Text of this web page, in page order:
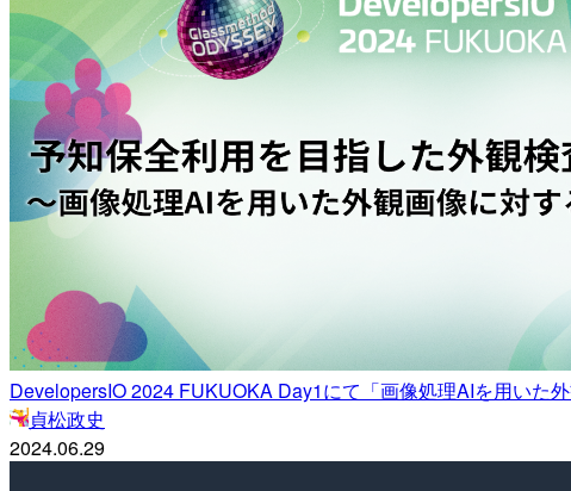
DevelopersIO 2024 FUKUOKA Day1にて「画像処理AIを用いた
貞松政史
2024.06.29